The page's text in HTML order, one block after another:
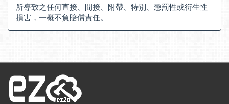
所導致之任何直接、間接、附帶、特別、懲罰性或衍生性
損害，一概不負賠償責任。